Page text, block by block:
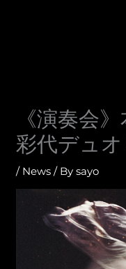
《演奏会
彩代デュ
/ News / Bysayo